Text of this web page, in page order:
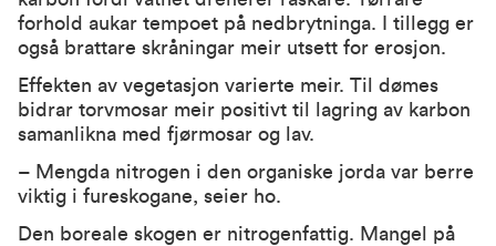
forhold aukar tempoet på nedbrytninga. I tillegg er
også brattare skråningar meir utsett for erosjon.
Effekten av vegetasjon varierte meir. Til dømes
bidrar torvmosar meir positivt til lagring av karbon
samanlikna med fjørmosar og lav.
– Mengda nitrogen i den organiske jorda var berre
viktig i fureskogane, seier ho.
Den boreale skogen er nitrogenfattig. Mangel på